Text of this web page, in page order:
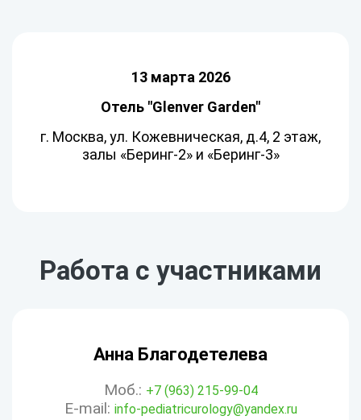
13 марта 2026
Отель "Glenver Garden"
г. Москва, ул. Кожевническая, д.4, 2 этаж,
залы «Беринг-2» и «Беринг-3»
Работа с участниками
Анна Благодетелева
Моб.: +7 (963) 215-99-04
E-mail: info-pediatricurology@yandex.ru